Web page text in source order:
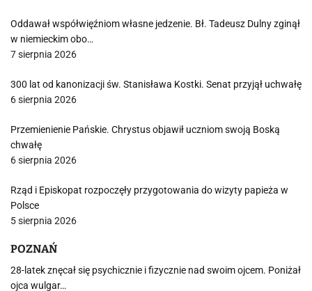
Oddawał współwięźniom własne jedzenie. Bł. Tadeusz Dulny zginął
w niemieckim obo…
7 sierpnia 2026
300 lat od kanonizacji św. Stanisława Kostki. Senat przyjął uchwałę
6 sierpnia 2026
Przemienienie Pańskie. Chrystus objawił uczniom swoją Boską
chwałę
6 sierpnia 2026
Rząd i Episkopat rozpoczęły przygotowania do wizyty papieża w
Polsce
5 sierpnia 2026
POZNAŃ
28-latek znęcał się psychicznie i fizycznie nad swoim ojcem. Poniżał
ojca wulgar…